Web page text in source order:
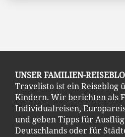
UNSER FAMILIEN-
Travelisto ist ein Reiseblog
Kindern. Wir berichten als
Individualreisen,
und geben Tipps für
Deutschlands oder für